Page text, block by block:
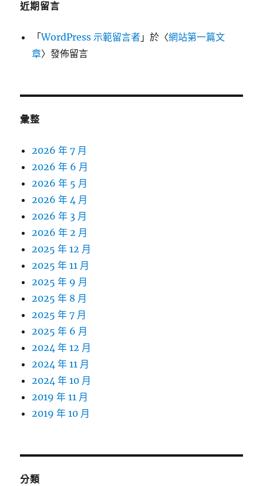
近期留言
「WordPress 示範留言者 」於〈網站第一篇文
章〉發佈留言
彙整
2026 年 7 月
2026 年 6 月
2026 年 5 月
2026 年 4 月
2026 年 3 月
2026 年 2 月
2025 年 12 月
2025 年 11 月
2025 年 9 月
2025 年 8 月
2025 年 7 月
2025 年 6 月
2024 年 12 月
2024 年 11 月
2024 年 10 月
2019 年 11 月
2019 年 10 月
分類